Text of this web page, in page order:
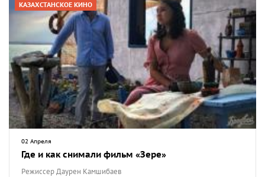
КАЗАХСТАНСКОЕ КИНО
02 Апреля
Где и как снимали фильм «Зере»
Режиссер Даурен Камшибаев